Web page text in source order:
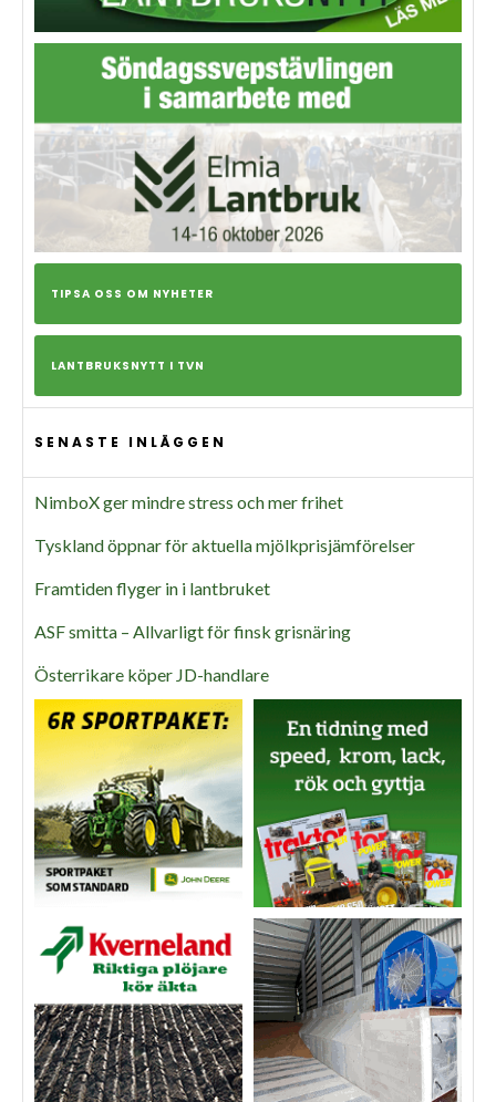
TIPSA OSS OM NYHETER
LANTBRUKSNYTT I TVN
SENASTE INLÄGGEN
NimboX ger mindre stress och mer frihet
Tyskland öppnar för aktuella mjölkprisjämförelser
Framtiden flyger in i lantbruket
ASF smitta – Allvarligt för finsk grisnäring
Österrikare köper JD-handlare